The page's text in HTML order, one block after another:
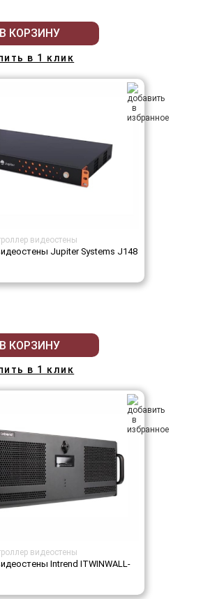
В КОРЗИНУ
в 1 клик
видеостены
Jupiter Systems J148
В КОРЗИНУ
в 1 клик
видеостены
Intrend ITWINWALL-